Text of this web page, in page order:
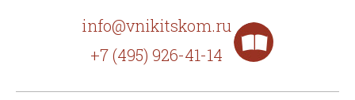
info@vnikitskom.ru
+7 (495) 926-41-14